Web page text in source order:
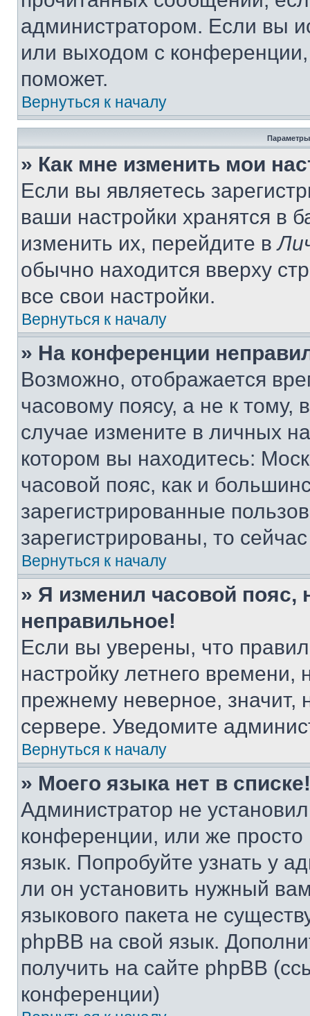
администратором. Если вы
или выходом с
поможет.
Вернуться к началу
Параметры
» Как мне изменить мои
Если вы являетесь
ваши настройки хранятся в
изменить их, перейдите в
обычно находится вверху
все свои настройки.
Вернуться к началу
» На конференции
Возможно, отображается
часовому поясу, а не к тому,
случае измените в личных
котором вы находитесь:
часовой пояс, как и
зарегистрированные
зарегистрированы, то
Вернуться к началу
» Я изменил часовой пояс,
неправильное!
Если вы уверены, что
настройку летнего
прежнему неверное, значит,
сервере. Уведомите
Вернуться к началу
» Моего языка нет в списке!
Администратор не
конференции, или же
язык. Попробуйте узнать у
ли он установить нужный
языкового пакета не
phpBB на свой язык.
получить на сайте phpBB
конференции)